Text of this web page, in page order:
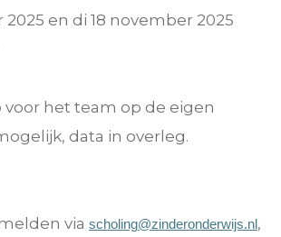
en di 18 november 2025
voor het team op de eigen
data in overleg.
via scholing@zinderonderwijs.nl ,